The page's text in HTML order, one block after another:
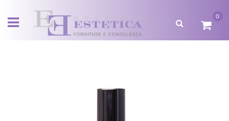
Open menu
0